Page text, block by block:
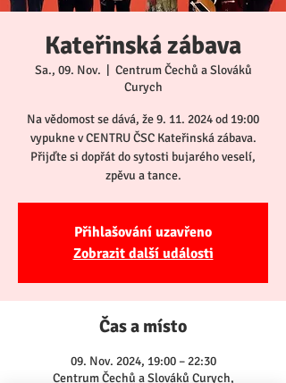
Kateřinská zábava
Sa., 09. Nov.
Centrum Čechů a Slováků
Curych
Na vědomost se dává, že 9. 11. 2024 od 19:00
vypukne v CENTRU ČSC Kateřinská zábava.
Přijďte si dopřát do sytosti bujarého veselí,
zpěvu a tance.
Přihlašování uzavřeno
Zobrazit další události
Čas a místo
09. Nov. 2024, 19:00 – 22:30
Centrum Čechů a Slováků Curych,